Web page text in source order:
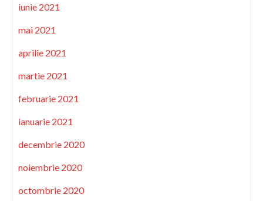
iunie 2021
mai 2021
aprilie 2021
martie 2021
februarie 2021
ianuarie 2021
decembrie 2020
noiembrie 2020
octombrie 2020